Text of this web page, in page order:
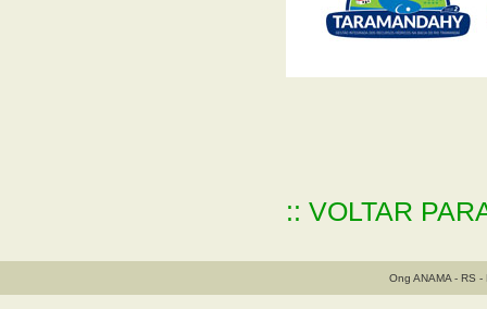
:: VOLTAR
Ong ANAMA - RS